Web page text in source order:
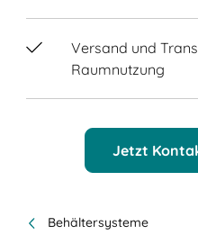
Versand und
Raumnutzung
Jetzt
Behältersysteme